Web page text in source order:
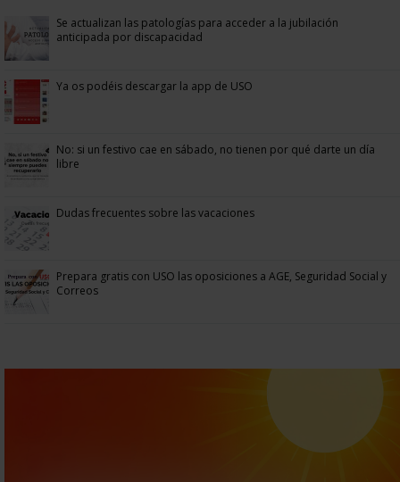
Se actualizan las patologías para acceder a la jubilación
anticipada por discapacidad
Ya os podéis descargar la app de USO
No: si un festivo cae en sábado, no tienen por qué darte un día
libre
Dudas frecuentes sobre las vacaciones
Prepara gratis con USO las oposiciones a AGE, Seguridad Social y
Correos